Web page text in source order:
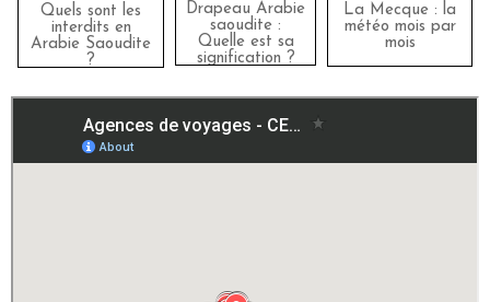
Quels sont les
interdits en
Arabie Saoudite
?
Drapeau Arabie
saoudite :
Quelle est sa
signification ?
La Mecque : la
météo mois par
mois